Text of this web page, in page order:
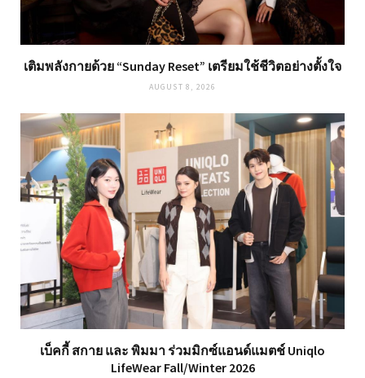
เติมพลังกายด้วย “Sunday Reset” เตรียมใช้ชีวิตอย่างตั้งใจ
AUGUST 8, 2026
เบ็คกี้ สกาย และ พิมมา ร่วมมิกซ์แอนด์แมตช์ Uniqlo
LifeWear Fall/Winter 2026